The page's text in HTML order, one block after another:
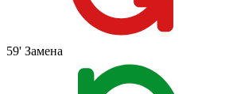
59' Замена